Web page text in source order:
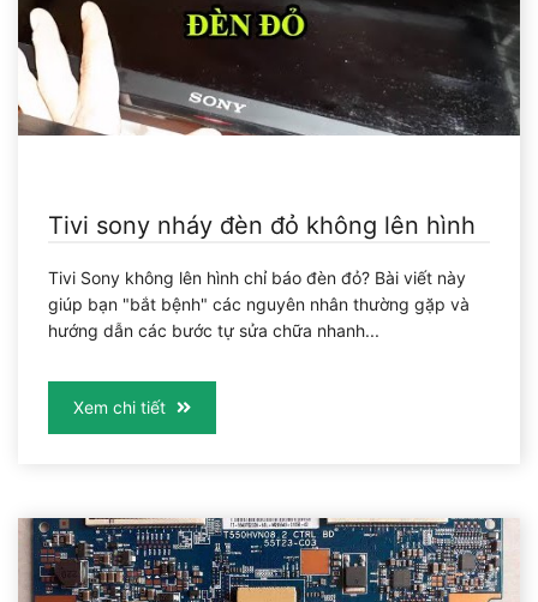
Tivi sony nháy đèn đỏ không lên hình
Tivi Sony không lên hình chỉ báo đèn đỏ? Bài viết này
giúp bạn "bắt bệnh" các nguyên nhân thường gặp và
hướng dẫn các bước tự sửa chữa nhanh...
Xem chi tiết